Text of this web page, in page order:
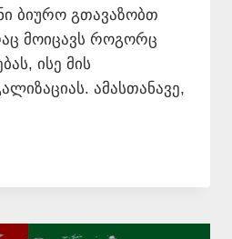
ბიურო გთავაზობთ
მოიცავს როგორც
ისე მის
ამასთანავე,